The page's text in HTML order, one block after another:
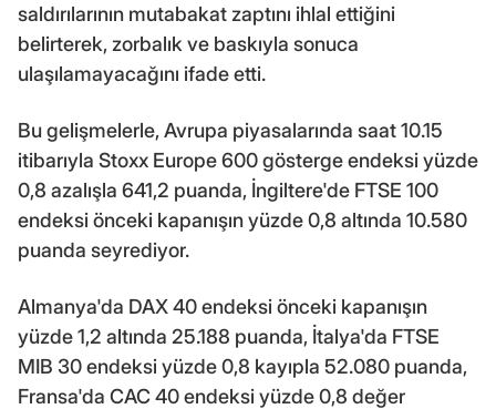
saldırılarının mutabakat zaptını ihlal ettiğini
belirterek, zorbalık ve baskıyla sonuca
ulaşılamayacağını ifade etti.
Bu gelişmelerle, Avrupa piyasalarında saat 10.15
itibarıyla Stoxx Europe 600 gösterge endeksi yüzde
0,8 azalışla 641,2 puanda, İngiltere'de FTSE 100
endeksi önceki kapanışın yüzde 0,8 altında 10.580
puanda seyrediyor.
Almanya'da DAX 40 endeksi önceki kapanışın
yüzde 1,2 altında 25.188 puanda, İtalya'da FTSE
MIB 30 endeksi yüzde 0,8 kayıpla 52.080 puanda,
Fransa'da CAC 40 endeksi yüzde 0,8 değer